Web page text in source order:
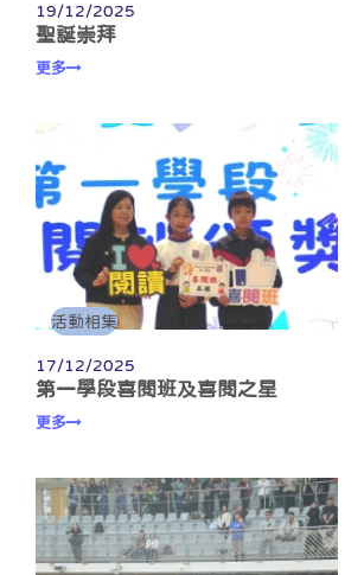
19/12/2025
聖誕崇拜
更多
活動相集
17/12/2025
第一學段喜閱班及喜閱之星
更多